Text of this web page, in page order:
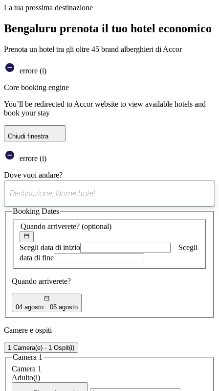
La tua prossima destinazione
Bengaluru prenota il tuo hotel economico
Prenota un hotel tra gli oltre 45 brand alberghieri di Accor
errore (i)
Core booking engine
You’ll be redirected to Accor website to view available hotels and
book your stay
Chiudi finestra
errore (i)
Dove vuoi andare?
suggerimento
trovato
Quando arriverete? (optional)
Scegli data di inizio
Scegli
data di fine
Quando arriverete?
04 agosto 05 agosto
Booking Dates
Camere e ospiti
1 Camera(e) - 1 Ospit(i)
Camera 1
Camera 1
Adulto(i)